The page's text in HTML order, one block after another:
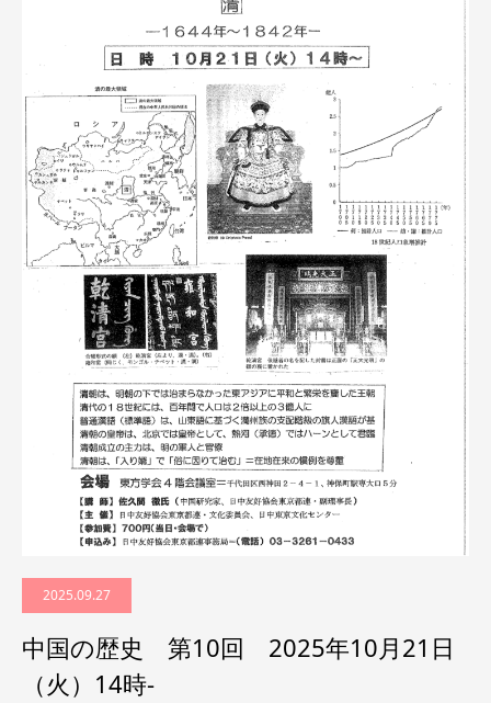
2025.09.27
中国の歴史 第10回 2025年10月21日
（火）14時-